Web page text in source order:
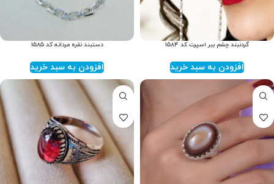
گردنبند چشم ببر اسپرت کد ۱۵۸۴
افزودن به سبد خرید
دستبند نقره مردانه کد ۱۵۸۵
افزودن به سبد خرید